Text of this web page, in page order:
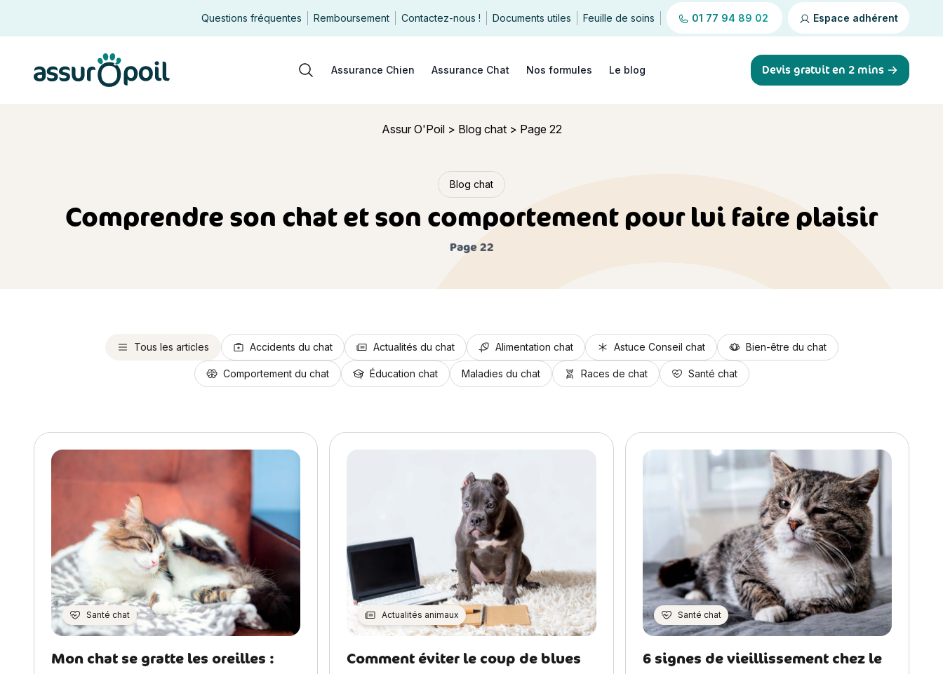
Questions fréquentes Remboursement Contactez-nous ! Documents utiles Feuille de soins 01 77 94 89 02 Espace adhérent
Rechercher
Assurance Chien Assurance Chat Nos formules Le blog Devis gratuit en 2 mins
Assur O'Poil> Blog chat> Page 22
Blog chat
Comprendre son chat et son comportement pour lui faire plaisir
Page 22
Tous les articles Accidents du chat Actualités du chat Alimentation chat Astuce Conseil chat Bien-être du chat
Comportement du chat Éducation chat Maladies du chat Races de chat Santé chat
Santé chat
Mon chat se gratte les oreilles :
Actualités animaux
Comment éviter le coup de blues
Santé chat
6 signes de vieillissement chez le